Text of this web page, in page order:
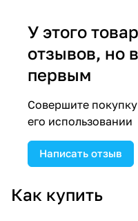
У этого
отзывов, но
первым
Совершите
его использовании
Написать отзыв
Как купить